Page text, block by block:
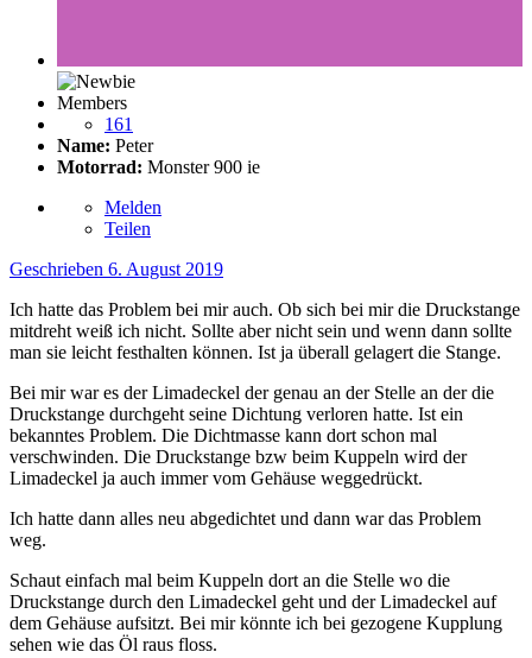
Members
161
Name: Peter
Motorrad: Monster 900 ie
Melden
Teilen
Geschrieben 6. August 2019
Ich hatte das Problem bei mir auch. Ob sich bei mir die Druckstange
mitdreht weiß ich nicht. Sollte aber nicht sein und wenn dann sollte
man sie leicht festhalten können. Ist ja überall gelagert die Stange.
Bei mir war es der Limadeckel der genau an der Stelle an der die
Druckstange durchgeht seine Dichtung verloren hatte. Ist ein
bekanntes Problem. Die Dichtmasse kann dort schon mal
verschwinden. Die Druckstange bzw beim Kuppeln wird der
Limadeckel ja auch immer vom Gehäuse weggedrückt.
Ich hatte dann alles neu abgedichtet und dann war das Problem
weg.
Schaut einfach mal beim Kuppeln dort an die Stelle wo die
Druckstange durch den Limadeckel geht und der Limadeckel auf
dem Gehäuse aufsitzt. Bei mir könnte ich bei gezogene Kupplung
sehen wie das Öl raus floss.